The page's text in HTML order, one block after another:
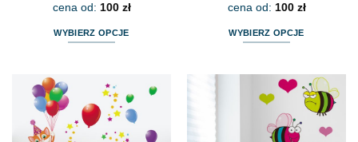
cena od: 100 zł
WYBIERZ OPCJE
ma
wiele
wariantów.
Opcje
cena od: 100 zł
WYBIERZ OPCJE
ma
wiele
wariantów.
Opcje